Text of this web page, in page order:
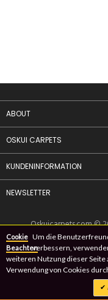
ABOUT
OSKUI CARPETS
KUNDENINFORMATION
NEWSLETTER
Oskuicarpets.com©
Cookie
Beachten
Um die
verbessern,
weiteren Nutzung dieser Seite
Verwendung von Cookies